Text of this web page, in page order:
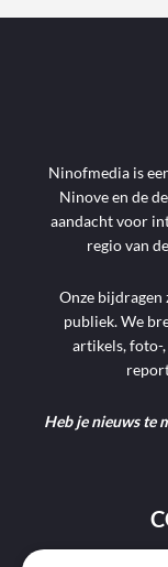
Ninofmedia is
Ninove en de
aandacht voor
regio van
Onze bijdragen
publiek. We
artikels, foto-
Heb je nieuws te